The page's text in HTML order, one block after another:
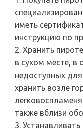
иметь
инструкцию по
2. Хранить
в сухом месте, в
недоступных
хранить возле
также вблизи
3.